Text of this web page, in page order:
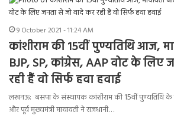
9 October 2021 - 11:24 AM
कांशीराम की 15वीं पुण्यतिथि आज,
BJP, SP, कांग्रेस, AAP वोट के लिए
रही हैं वो सिर्फ हवा हवाई
लखनऊ: बसपा के संस्थापक कांशीराम की 15वीं पुण्यतिथि के
और पूर्व मुख्यमंत्री मायावती ने राजधानी…